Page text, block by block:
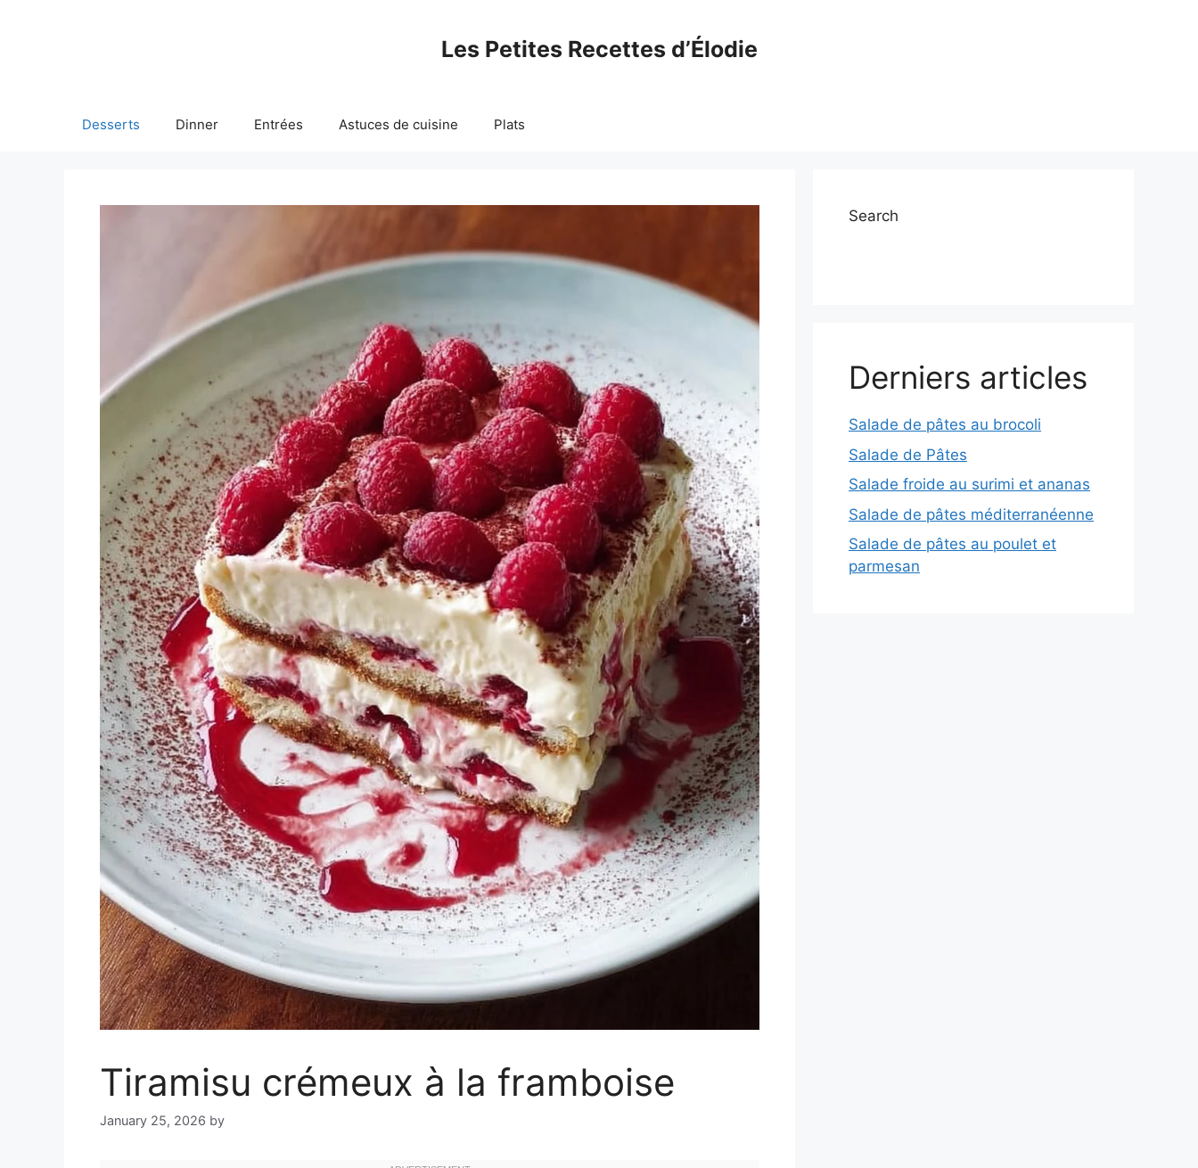
Les Petites Recettes d’Élodie
Desserts Dinner Entrées Astuces de cuisine Plats
Tiramisu crémeux à la framboise
January 25, 2026 by
Search
Derniers articles
Salade de pâtes au brocoli
Salade de Pâtes
Salade froide au surimi et ananas
Salade de pâtes méditerranéenne
Salade de pâtes au poulet et
parmesan